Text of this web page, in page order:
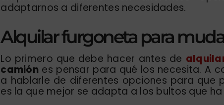
adaptarnos a diferentes necesidades.
Alquilar furgoneta para
Lo primero que debe hacer antes de
camión es pensar para qué los necesita. A
a hablarle de diferentes opciones para que
es la que mejor se adapta a los bultos que